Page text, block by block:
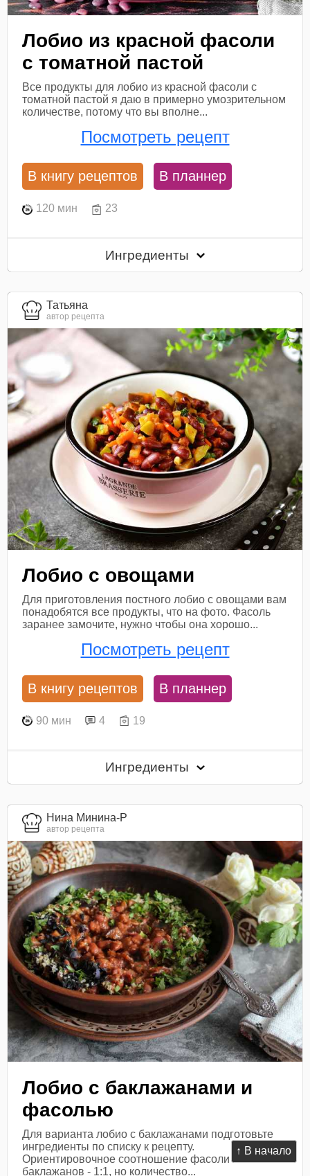
↑ В начало
Лобио из красной фасоли
с томатной пастой
Все продукты для лобио из красной фасоли с
томатной пастой я даю в примерно умозрительном
количестве, потому что вы вполне...
Посмотреть рецепт
В книгу рецептов В планнер
120 мин 23
Ингредиенты
Татьяна
автор рецепта
Лобио с овощами
Для приготовления постного лобио с овощами вам
понадобятся все продукты, что на фото. Фасоль
заранее замочите, нужно чтобы она хорошо...
Посмотреть рецепт
В книгу рецептов В планнер
90 мин 4 19
Ингредиенты
Нина Минина-Р
автор рецепта
Лобио с баклажанами и
фасолью
Для варианта лобио с баклажанами подготовьте
ингредиенты по списку к рецепту.
Ориентировочное соотношение фасоли и
баклажанов - 1:1, но количество...